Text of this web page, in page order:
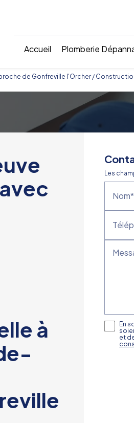
Accueil Plomberie
de Gonfreville l'Orcher /
à
Les
Nom*
En
et